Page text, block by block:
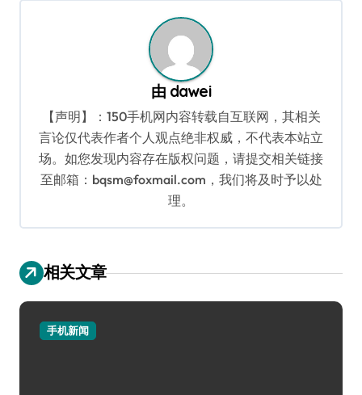
由 dawei
【声明】：150手机网内容转载自互联网，其相关
言论仅代表作者个人观点绝非权威，不代表本站立
场。如您发现内容存在版权问题，请提交相关链接
至邮箱：bqsm@foxmail.com，我们将及时予以处
理。
相关文章
手机新闻